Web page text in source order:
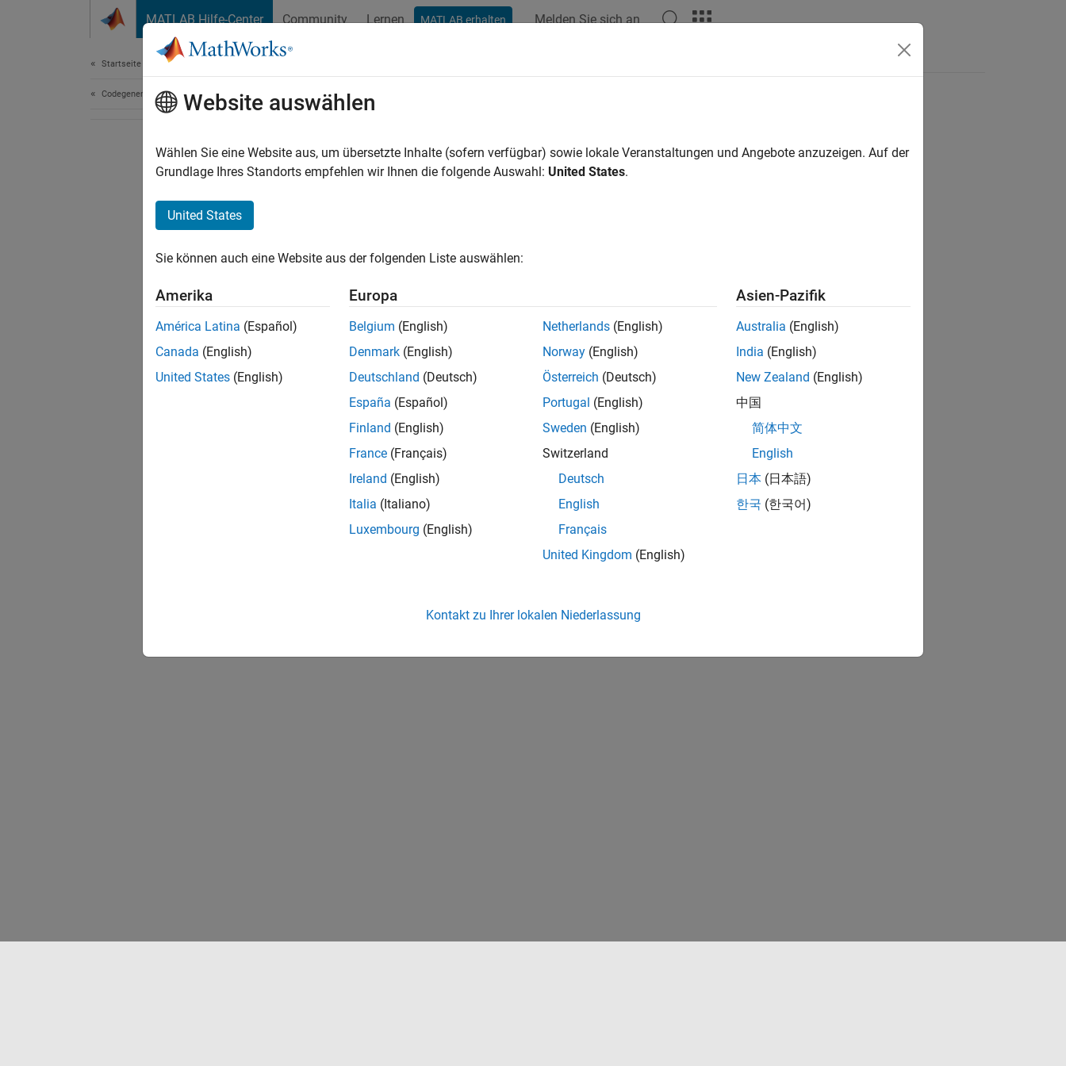
MATLAB Hilfe-Center Community Lernen MATLAB erhalten Melden Sie sich an
Startseite der Dokumentation
Codegenerierung
Antworten
How useful was this information?
Website auswählen
Wählen Sie eine Website aus, um übersetzte Inhalte (sofern verfügbar) sowie lokale Veranstaltungen und Angebote anzuzeigen. Auf der
Grundlage Ihres Standorts empfehlen wir Ihnen die folgende Auswahl: United States.
United States
Sie können auch eine Website aus der folgenden Liste auswählen:
Amerika
América Latina (Español)
Canada (English)
United States (English)
Europa
Belgium (English)
Denmark (English)
Deutschland (Deutsch)
España (Español)
Finland (English)
France (Français)
Ireland (English)
Italia (Italiano)
Luxembourg (English)
Netherlands (English)
Norway (English)
Österreich (Deutsch)
Portugal (English)
Sweden (English)
Switzerland
Deutsch
English
Français
United Kingdom (English)
Asien-Pazifik
Australia (English)
India (English)
New Zealand (English)
中国
简体中文
English
日本 (日本語)
한국 (한국어)
Kontakt zu Ihrer lokalen Niederlassung